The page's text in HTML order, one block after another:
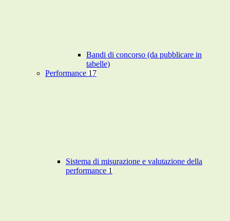
Bandi di concorso (da pubblicare in
tabelle)
Performance 17
Sistema di misurazione e valutazione della
performance 1